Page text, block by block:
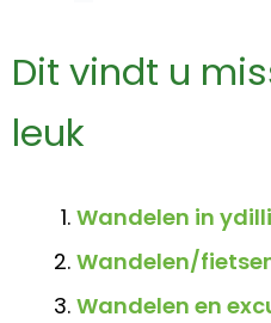
Dit vindt u
leuk
Wandelen in
Wandelen/
Wandelen en